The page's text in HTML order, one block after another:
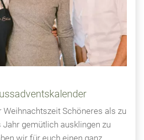
Weihnachtszeit Schöneres als zu
Jahr gemütlich ausklingen zu